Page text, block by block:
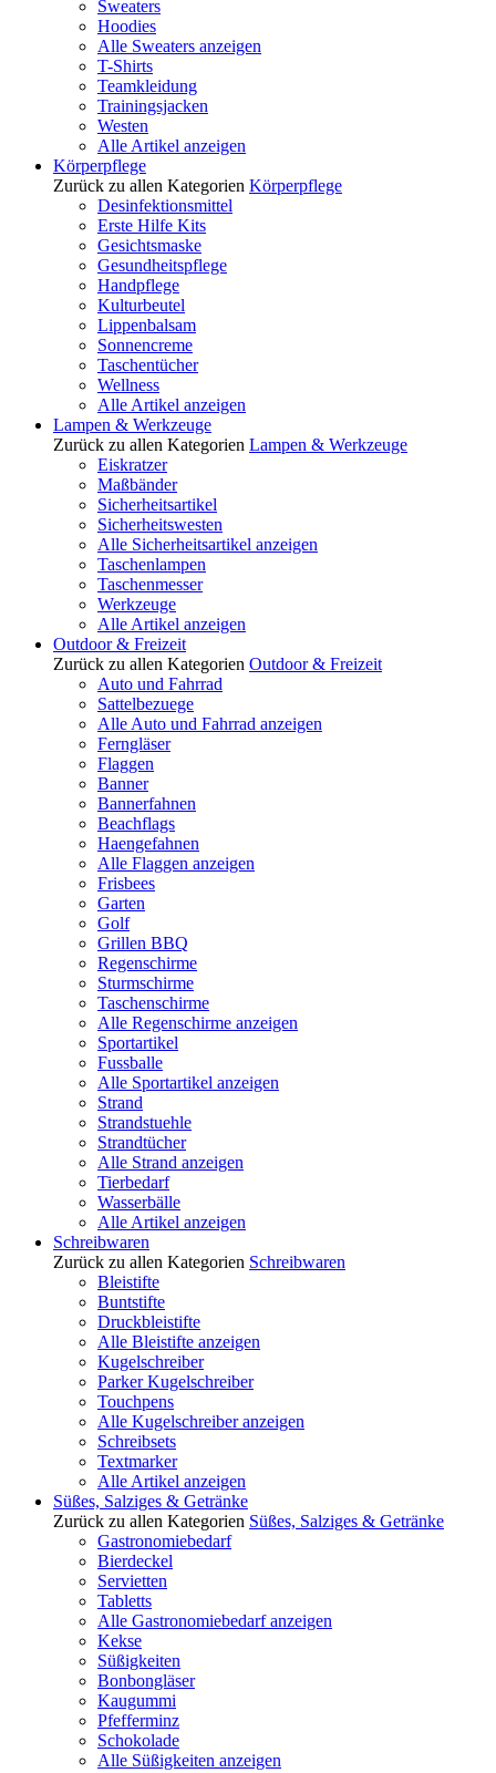
Sweaters
Hoodies
Alle Sweaters anzeigen
T-Shirts
Teamkleidung
Trainingsjacken
Westen
Alle Artikel anzeigen
Körperpflege
Zurück zu allen Kategorien Körperpflege
Desinfektionsmittel
Erste Hilfe Kits
Gesichtsmaske
Gesundheitspflege
Handpflege
Kulturbeutel
Lippenbalsam
Sonnencreme
Taschentücher
Wellness
Alle Artikel anzeigen
Lampen & Werkzeuge
Zurück zu allen Kategorien Lampen & Werkzeuge
Eiskratzer
Maßbänder
Sicherheitsartikel
Sicherheitswesten
Alle Sicherheitsartikel anzeigen
Taschenlampen
Taschenmesser
Werkzeuge
Alle Artikel anzeigen
Outdoor & Freizeit
Zurück zu allen Kategorien Outdoor & Freizeit
Auto und Fahrrad
Sattelbezuege
Alle Auto und Fahrrad anzeigen
Ferngläser
Flaggen
Banner
Bannerfahnen
Beachflags
Haengefahnen
Alle Flaggen anzeigen
Frisbees
Garten
Golf
Grillen BBQ
Regenschirme
Sturmschirme
Taschenschirme
Alle Regenschirme anzeigen
Sportartikel
Fussballe
Alle Sportartikel anzeigen
Strand
Strandstuehle
Strandtücher
Alle Strand anzeigen
Tierbedarf
Wasserbälle
Alle Artikel anzeigen
Schreibwaren
Zurück zu allen Kategorien Schreibwaren
Bleistifte
Buntstifte
Druckbleistifte
Alle Bleistifte anzeigen
Kugelschreiber
Parker Kugelschreiber
Touchpens
Alle Kugelschreiber anzeigen
Schreibsets
Textmarker
Alle Artikel anzeigen
Süßes, Salziges & Getränke
Zurück zu allen Kategorien Süßes, Salziges & Getränke
Gastronomiebedarf
Bierdeckel
Servietten
Tabletts
Alle Gastronomiebedarf anzeigen
Kekse
Süßigkeiten
Bonbongläser
Kaugummi
Pfefferminz
Schokolade
Alle Süßigkeiten anzeigen